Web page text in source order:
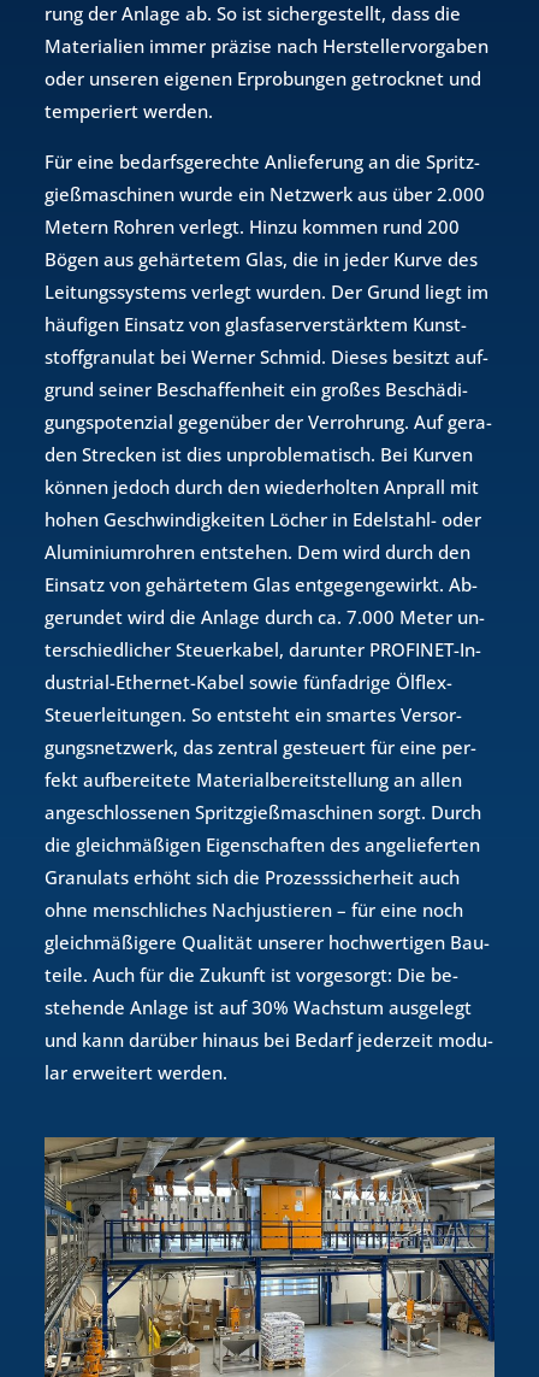
rung der An­la­ge ab. So ist si­cher­ge­stellt, dass die
Ma­te­ria­li­en immer prä­zi­se nach Her­stel­ler­vor­ga­ben
oder un­se­ren ei­ge­nen Er­pro­bun­gen ge­trock­net und
tem­pe­riert wer­den.
Für eine be­darfs­ge­rech­te An­lie­fe­rung an die Spritz­
gie­ß­ma­schi­nen wurde ein Netz­werk aus über 2.000
Me­tern Roh­ren ver­legt. Hinzu kom­men rund 200
Bögen aus ge­här­te­tem Glas, die in jeder Kurve des
Lei­tungs­sys­tems ver­legt wur­den. Der Grund liegt im
häu­fi­gen Ein­satz von glas­fa­ser­ver­stärk­tem Kunst­
stoff­gra­nu­lat bei Wer­ner Schmid. Die­ses be­sitzt auf­
grund sei­ner Be­schaf­fen­heit ein gro­ßes Be­schä­di­
gungs­po­ten­zi­al ge­gen­über der Ver­roh­rung. Auf ge­ra­
den Stre­cken ist dies un­pro­ble­ma­tisch. Bei Kur­ven
kön­nen je­doch durch den wie­der­hol­ten An­prall mit
hohen Ge­schwin­dig­kei­ten Lö­cher in Edel­stahl- oder
Alu­mi­ni­um­roh­ren ent­ste­hen. Dem wird durch den
Ein­satz von ge­här­te­tem Glas ent­ge­gen­ge­wirkt. Ab­
ge­run­det wird die An­la­ge durch ca. 7.000 Meter un­
ter­schied­li­cher Steu­er­ka­bel, dar­un­ter PRO­FI­NET-In­
dus­tri­al-Ether­net-Kabel sowie fün­fad­ri­ge Öl­flex-
Steu­er­lei­tun­gen. So ent­steht ein smar­tes Ver­sor­
gungs­netz­werk, das zen­tral ge­steu­ert für eine per­
fekt auf­be­rei­te­te Ma­te­ri­al­be­reit­stel­lung an allen
an­ge­schlos­se­nen Spritz­gie­ß­ma­schi­nen sorgt. Durch
die gleich­mä­ßi­gen Ei­gen­schaf­ten des an­ge­lie­fer­ten
Gra­nu­lats er­höht sich die Pro­zess­si­cher­heit auch
ohne mensch­li­ches Nach­jus­tie­ren – für eine noch
gleich­mä­ßi­ge­re Qua­li­tät un­se­rer hoch­wer­ti­gen Bau­
tei­le. Auch für die Zu­kunft ist vor­ge­sorgt: Die be­
stehen­de An­la­ge ist auf 30% Wachs­tum aus­ge­legt
und kann dar­über hin­aus bei Be­darf je­der­zeit mo­du­
lar er­wei­tert wer­den.